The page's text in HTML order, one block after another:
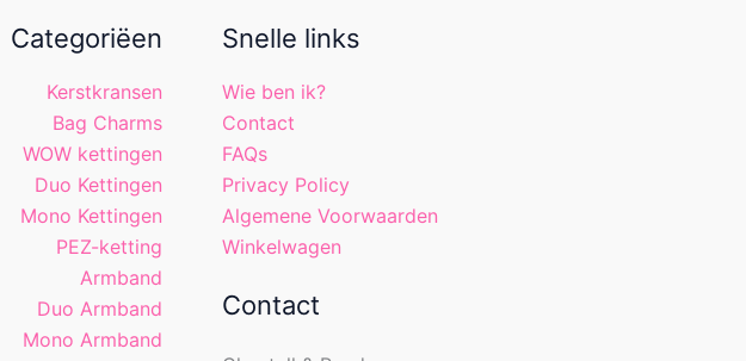
Categoriëen
Kerstkransen
Bag Charms
WOW kettingen
Duo Kettingen
Mono Kettingen
PEZ-ketting
Armband
Duo Armband
Mono Armband
Snelle links
Wie ben ik?
Contact
FAQs
Privacy Policy
Algemene Voorwaarden
Winkelwagen
Contact